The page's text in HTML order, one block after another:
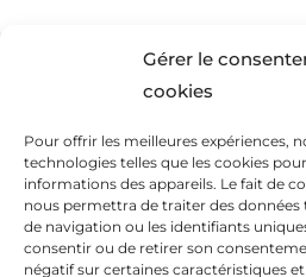
Gérer le
cookies
Pour offrir les meilleures expériences,
technologies telles que les cookies
informations des appareils. Le fait de
nous permettra de traiter des
de navigation ou les identifiants
consentir ou de retirer son
négatif sur certaines caractéristiques
Jour
Jour
Rendez-vous demain
suivante du